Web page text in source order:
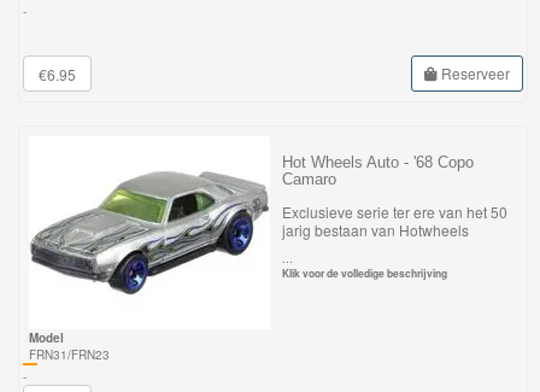
Houten
School
Chuggington
Hot
-
€6.95 Reserveer
Hot Wheels Auto - '68 Copo
Camaro
Exclusieve serie ter ere van het 50
jarig bestaan van Hotwheels
Klik voor de volledige beschrijving
Model
FRN31/FRN23
-